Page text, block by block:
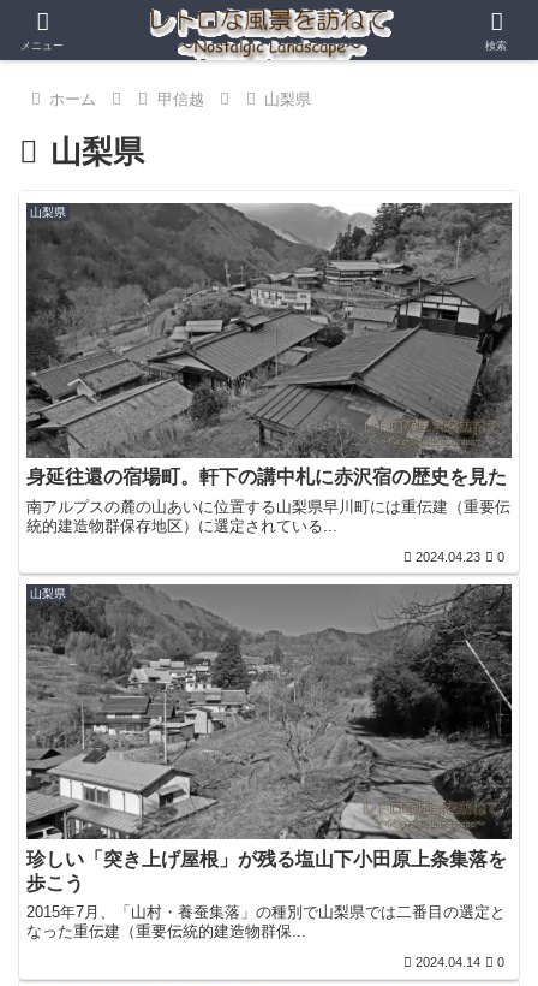
ホーム 甲信越 山梨県
山梨県
山梨県
身延往還の宿場町。軒下の講中札に赤沢宿の歴史を見た
南アルプスの麓の山あいに位置する山梨県早川町には重伝建（重要伝
統的建造物群保存地区）に選定されている...
2024.04.23 0
山梨県
珍しい「突き上げ屋根」が残る塩山下小田原上条集落を
歩こう
2015年7月、「山村・養蚕集落」の種別で山梨県では二番目の選定と
なった重伝建（重要伝統的建造物群保...
2024.04.14 0
メニュー 検索